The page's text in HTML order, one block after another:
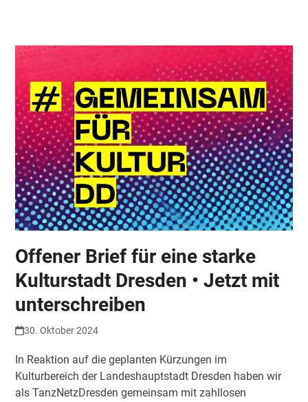
menu
menu
Offener Brief für eine starke
Kulturstadt Dresden • Jetzt mit
unterschreiben
30. Oktober 2024
In Reaktion auf die geplanten Kürzungen im
Kulturbereich der Landeshauptstadt Dresden haben wir
als TanzNetzDresden gemeinsam mit zahllosen